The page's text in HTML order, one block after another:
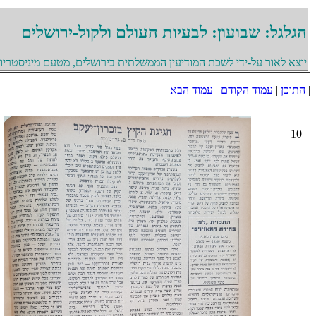
הגלגל: שבועון: לבעיות העולם ולקול-ירושלים
יוצא לאור על-ידי לשכת המודיעין הממשלתית בירושלים, מטעם
| התוכן | עמוד הקודם | עמוד הבא
10